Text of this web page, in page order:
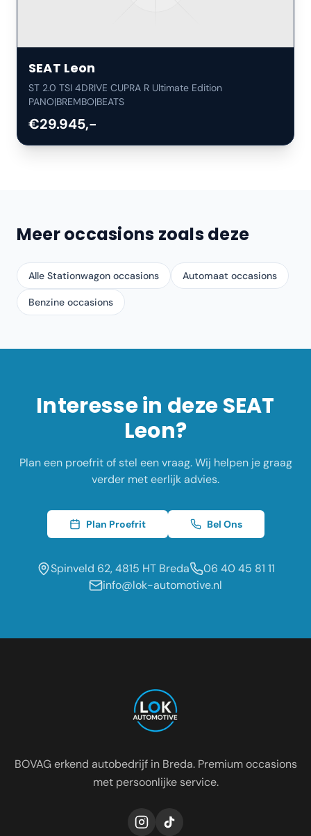
SEAT Leon
ST 2.0 TSI 4DRIVE CUPRA R Ultimate Edition
PANO|BREMBO|BEATS
€29.945,-
Meer occasions zoals deze
Alle Stationwagon occasions Automaat occasions
Benzine occasions
Interesse in dezeSEAT
Leon?
Plan een proefrit of stel een vraag. Wij helpen je graag
verder met eerlijk advies.
Plan Proefrit Bel Ons
Spinveld 62, 4815 HT Breda
06 40 45 81 11
info@lok-automotive.nl
BOVAG erkend autobedrijf in Breda. Premium occasions
met persoonlijke service.